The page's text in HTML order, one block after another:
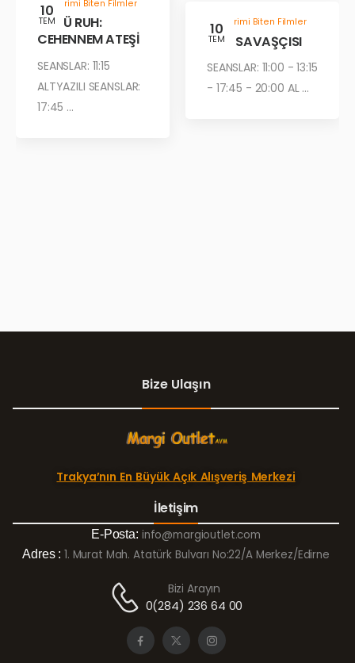
10
TEM
Gösterimi Biten Filmler
KÖTÜ RUH:
CEHENNEM ATEŞİ
SEANSLAR: 11:15
ALTYAZILI SEANSLAR:
17:45 ...
10
TEM
Gösterimi Biten Filmler
ÇÖL SAVAŞÇISI
SEANSLAR: 11:00 - 13:15
- 17:45 - 20:00 AL ...
Bize Ulaşın
Trakya’nın En Büyük Açık Alışveriş Merkezi
İletişim
E-Posta: info@margioutlet.com
Adres : 1. Murat Mah. Atatürk Bulvarı No:22/A Merkez/Edirne
Bizi Arayın
0(284) 236 64 00